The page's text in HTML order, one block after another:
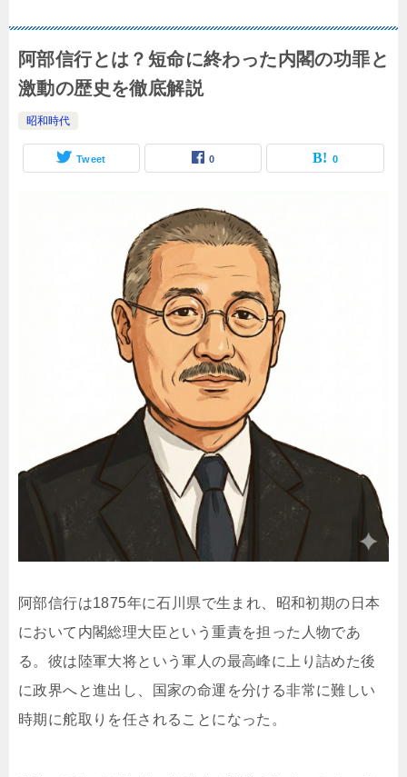
阿部信行とは？短命に終わった内閣の功罪と
激動の歴史を徹底解説
昭和時代
Tweet 0 0
阿部信行は1875年に石川県で生まれ、昭和初期の日本
において内閣総理大臣という重責を担った人物であ
る。彼は陸軍大将という軍人の最高峰に上り詰めた後
に政界へと進出し、国家の命運を分ける非常に難しい
時期に舵取りを任されることになった。